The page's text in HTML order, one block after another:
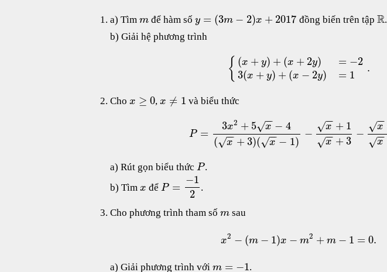
a) Tìm m để hàm sốy = (3m − 2)x + 2017 đồng biến trên tập R.
b) Giải hệ phương trình
{ (x + y) + (x + 2y)
3(x + y) + (x − 2y)
= −2
= 1
.
Cho x ≥ 0,x ≠ 1 và biểu thức
P =
3x2 + 5 x
−
−
√ − 4
(
x
−
−
√ + 3)( x
−
−
√ − 1)
−
x
−
−
√ + 1
x
−
−
√ + 3
−
x
−
−
√
x
−
−
√
a) Rút gọn biểu thức P.
b) Tìm x để P =
−1
2
.
Cho phương trình tham số m sau
x2 − (m − 1)x − m2 + m − 1 = 0.
a) Giải phương trình với m = −1.